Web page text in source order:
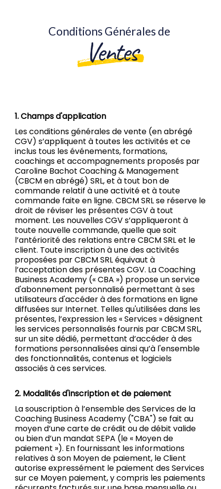
Conditions Générales de
Ventes
1. Champs d'application
Les conditions générales de vente (en abrégé
CGV) s’appliquent à toutes les activités et ce
inclus tous les événements, formations,
coachings et accompagnements proposés par
Caroline Bachot Coaching & Management
(CBCM en abrégé) SRL, et à tout bon de
commande relatif à une activité et à toute
commande faite en ligne. CBCM SRL se réserve le
droit de réviser les présentes CGV à tout
moment. Les nouvelles CGV s’appliqueront à
toute nouvelle commande, quelle que soit
l’antériorité des relations entre CBCM SRL et le
client. Toute inscription à une des activités
proposées par CBCM SRL équivaut à
l’acceptation des présentes CGV. La Coaching
Business Academy (« CBA ») propose un service
d'abonnement personnalisé permettant à ses
utilisateurs d'accéder à des formations en ligne
diffusées sur Internet. Telles qu'utilisées dans les
présentes, l’expression les « Services » désignent
les services personnalisés fournis par CBCM SRL,
sur un site dédié, permettant d’accéder à des
formations personnalisées ainsi qu’à l'ensemble
des fonctionnalités, contenus et logiciels
associés à ces services.
2. Modalités d'inscription et de paiement
La souscription à l’ensemble des Services de la
Coaching Business Academy ("CBA") se fait au
moyen d’une carte de crédit ou de débit valide
ou bien d’un mandat SEPA (le « Moyen de
paiement »). En fournissant les informations
relatives à son Moyen de paiement, le Client
autorise expressément le paiement des Services
sur ce Moyen paiement, y compris les paiements